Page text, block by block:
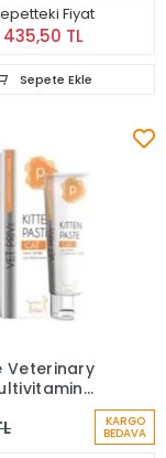
Fiyat
435,50 TL
Sepete Ekle
Veterinary
Kedi Malt
Gr
KARGO
BEDAVA